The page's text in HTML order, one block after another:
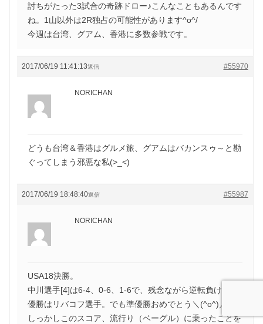
討ちがたった3試合の奇跡ドロー♪こんなこともあるんです
ね。1山以外は2R独占の可能性があります^o^/
今週は台湾、グアム、香港に多数参戦です。
2017/06/19 11:41:13 #55970
返信
NORICHAN
どうも台湾＆香港はグルメ旅、グアムはバカンスゥ～と勘
ぐってしまう邪悪な私(>_<)
2017/06/19 18:48:40 #55987
返信
NORICHAN
USA18決勝。
中川選手[4]は6-4、0-6、1-6で、残念ながら逆転負け(>_<)
優勝はリバコフ選手。でも準優勝おめでとう＼(^o^)／
しっかしこのスコア、流行り（ベーグル）に乗ったことを